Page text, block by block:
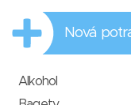
Nová
Alkohol